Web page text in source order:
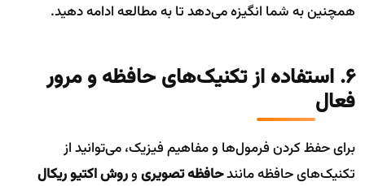
همچنین به شما انگیزه می‌دهد تا به مطالعه ادامه دهید.
6. استفاده از تکنیک‌های حافظه و مرور
فعال
برای حفظ کردن فرمول‌ها و مفاهیم فیزیک، می‌توانید از
تکنیک‌های حافظه مانندحافظه تصویریوروش اکتیو ریکال